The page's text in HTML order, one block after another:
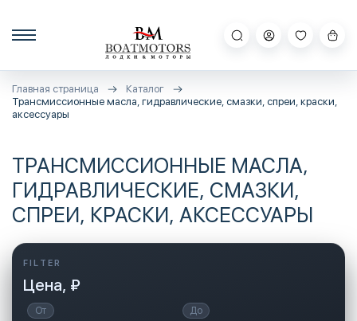
Главная страница
Каталог
Трансмиссионные масла, гидравлические, смазки, спреи, краски,
аксессуары
ТРАНСМИССИОННЫЕ МАСЛА,
ГИДРАВЛИЧЕСКИЕ, СМАЗКИ,
СПРЕИ, КРАСКИ, АКСЕССУАРЫ
Цена, ₽
От До